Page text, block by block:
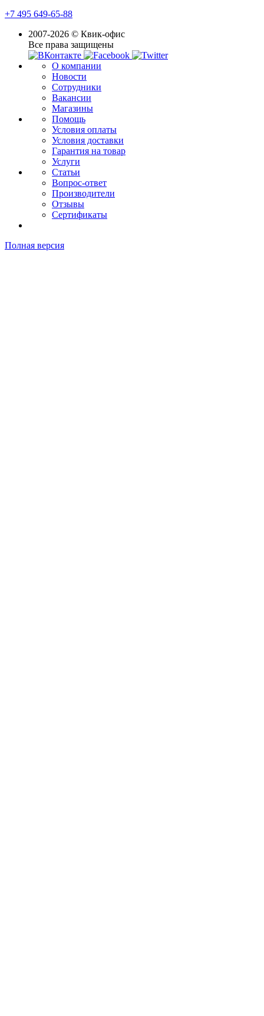
+7 495 649-65-88
2007-2026 © Квик-офис
Все права защищены
О компании
Новости
Сотрудники
Вакансии
Магазины
Помощь
Условия оплаты
Условия доставки
Гарантия на товар
Услуги
Статьи
Вопрос-ответ
Производители
Отзывы
Сертификаты
Полная версия